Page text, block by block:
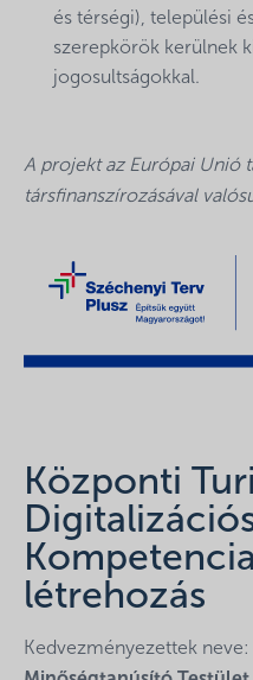
és térségi), települési
szerepkörök kerülnek
jogosultságokkal.
A projekt az Európai Unió
társfinanszírozásával
Központi
létrehozás
Kedvezményezettek neve: